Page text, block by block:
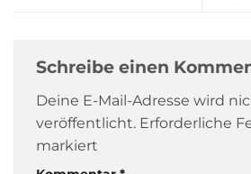
Schreibe einen
Deine E-Mail-Adresse wird
veröffentlicht. Erforderliche
markiert